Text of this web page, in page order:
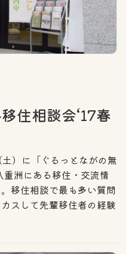
住相談会‘17春
）に「ぐるっとながの無
重洲にある移住・交流情
移住相談で最も多い質問
スして先輩移住者の経験